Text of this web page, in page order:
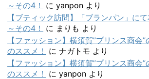
～その4！
に yanpon より
【ブティック訪問】「ブランパン」に
～その4！
に まりも より
【ファッション】横須賀”プリンス商会”
のススメ！
に ナガトモ より
【ファッション】横須賀”プリンス商会”
のススメ！
に yanpon より